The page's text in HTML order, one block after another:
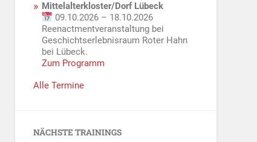
Mittelalterkloster/Dorf Lübeck
09.10.2026 – 18.10.2026
Reenactmentveranstaltung bei
Geschichtserlebnisraum Roter Hahn
bei Lübeck.
Zum Programm
Alle Termine
NÄCHSTE TRAININGS